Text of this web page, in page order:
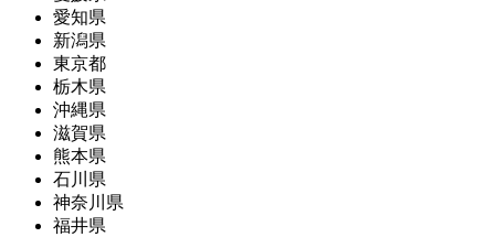
愛知県
新潟県
東京都
栃木県
沖縄県
滋賀県
熊本県
石川県
神奈川県
福井県